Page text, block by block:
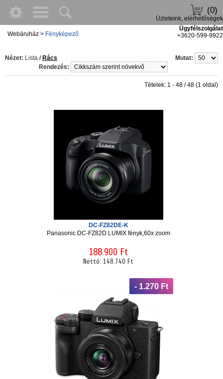
(0)
Üzleteink, elérhetőségek
Ügyfélszolgálat
+3620-599-9922
Webáruház > Fényképező
Nézet: Lista / Rács
Mutat:
Rendezés:
Tételek: 1 - 48 / 48 (1 oldal)
DC-FZ82DE-K
Panasonic DC-FZ82D LUMIX fényk,60x zoom
188.900 Ft
Nettó: 148.740 Ft
- 1.270 Ft